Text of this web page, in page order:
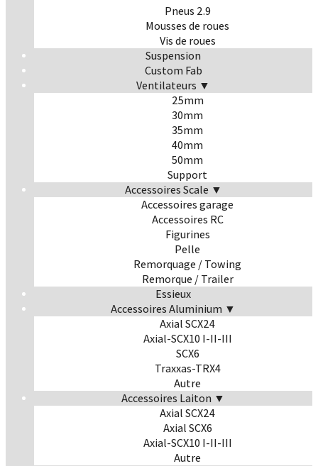
Pneus 2.9
Mousses de roues
Vis de roues
Suspension
Custom Fab
Ventilateurs ▼
25mm
30mm
35mm
40mm
50mm
Support
Accessoires Scale ▼
Accessoires garage
Accessoires RC
Figurines
Pelle
Remorquage / Towing
Remorque / Trailer
Essieux
Accessoires Aluminium ▼
Axial SCX24
Axial-SCX10 I-II-III
SCX6
Traxxas-TRX4
Autre
Accessoires Laiton ▼
Axial SCX24
Axial SCX6
Axial-SCX10 I-II-III
Autre